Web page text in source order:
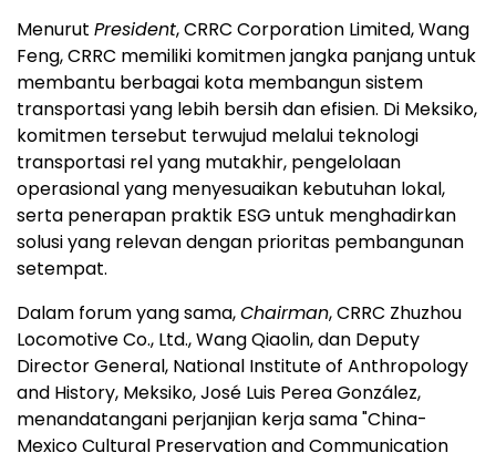
Menurut President, CRRC Corporation Limited, Wang
Feng, CRRC memiliki komitmen jangka panjang untuk
membantu berbagai kota membangun sistem
transportasi yang lebih bersih dan efisien. Di Meksiko,
komitmen tersebut terwujud melalui teknologi
transportasi rel yang mutakhir, pengelolaan
operasional yang menyesuaikan kebutuhan lokal,
serta penerapan praktik ESG untuk menghadirkan
solusi yang relevan dengan prioritas pembangunan
setempat.
Dalam forum yang sama,Chairman, CRRC Zhuzhou
Locomotive Co., Ltd., Wang Qiaolin, dan Deputy
Director General, National Institute of Anthropology
and History, Meksiko, José Luis Perea González,
menandatangani perjanjian kerja sama "China-
Mexico Cultural Preservation and Communication